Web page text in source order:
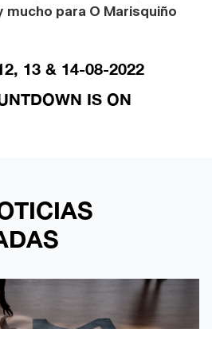
para O Marisquiño
13 & 14-08-2022
IS ON